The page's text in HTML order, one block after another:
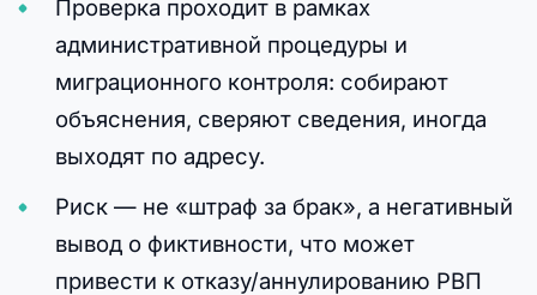
Проверка проходит в рамках
административной процедуры и
миграционного контроля: собирают
объяснения, сверяют сведения, иногда
выходят по адресу.
Риск — не «штраф за брак», а негативный
вывод о фиктивности, что может
привести к отказу/аннулированию РВП